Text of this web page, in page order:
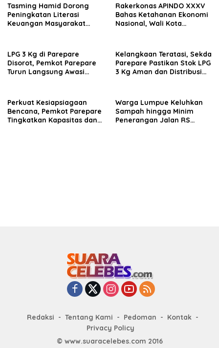
Tasming Hamid Dorong
Peningkatan Literasi
Keuangan Masyarakat
Rakerkonas APINDO XXXV
Bahas Ketahanan Ekonomi
Nasional, Wali Kota
Usaha
LPG 3 Kg di Parepare
Disorot, Pemkot Parepare
Turun Langsung Awasi
Kelangkaan Teratasi, Sekda
Parepare Pastikan Stok LPG
3 Kg Aman dan Distribusi
Perkuat Kesiapsiagaan
Bencana, Pemkot Parepare
Tingkatkan Kapasitas dan
Warga Lumpue Keluhkan
Sampah hingga Minim
Penerangan Jalan RS
Redaksi Tentang Kami Pedoman
Kontak
Privacy Policy
© www.suaracelebes.com 2016